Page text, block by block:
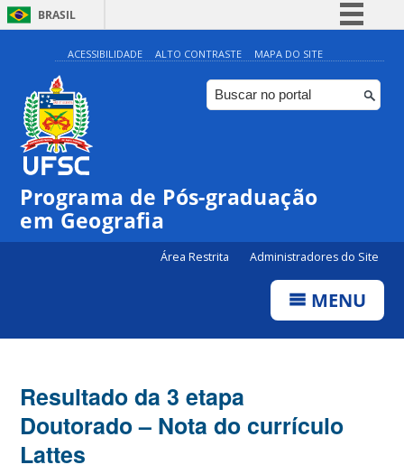
BRASIL
Simplifique!
Comunica BR
Participe
Canais
ACESSIBILIDADE ALTO CONTRASTE MAPA DO SITE
Programa de Pós-graduação
em Geografia
Área Restrita Administradores do Site
MENU
Resultado da 3 etapa
Doutorado – Nota do currículo
Lattes